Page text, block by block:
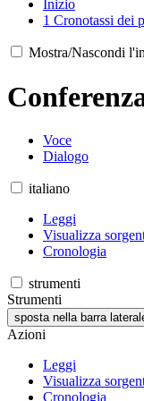
Inizio
1 Cronotassi dei
Mostra/Nascondi
Voce
Dialogo
italiano
Leggi
Visualizza
Cronologia
strumenti
Strumenti
sposta nella barra
Azioni
Leggi
Visualizza
Cronologia